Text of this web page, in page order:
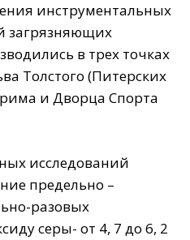
инструментальных
загрязняющих
в трех точках
Толстого (Питерских
и Дворца Спорта
исследований
предельно –
разовых
серы- от 4, 7 до 6, 2